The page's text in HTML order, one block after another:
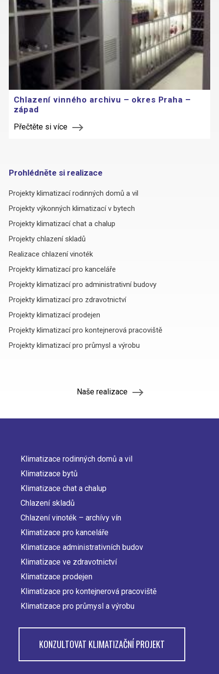
Chlazení vinného archivu – okres Praha –
západ
Přečtěte si více
Projekty klimatizací rodinných domů a vil
Projekty výkonných klimatizací v bytech
Projekty klimatizací chat a chalup
Projekty chlazení skladů
Realizace chlazení vinoték
Projekty klimatizací pro kanceláře
Projekty klimatizací pro administrativní budovy
Projekty klimatizací pro zdravotnictví
Projekty klimatizací prodejen
Projekty klimatizací pro kontejnerová pracoviště
Projekty klimatizací pro průmysl a výrobu
Naše realizace
Main
navigation
Klimatizace rodinných domů a vil
Klimatizace bytů
Klimatizace chat a chalup
Chlazení skladů
Chlazení vinoték – archívy vín
Klimatizace pro kanceláře
Klimatizace administrativních budov
Klimatizace ve zdravotnictví
Klimatizace prodejen
Klimatizace pro kontejnerová pracoviště
Klimatizace pro průmysl a výrobu
KONZULTOVAT KLIMATIZAČNÍ PROJEKT